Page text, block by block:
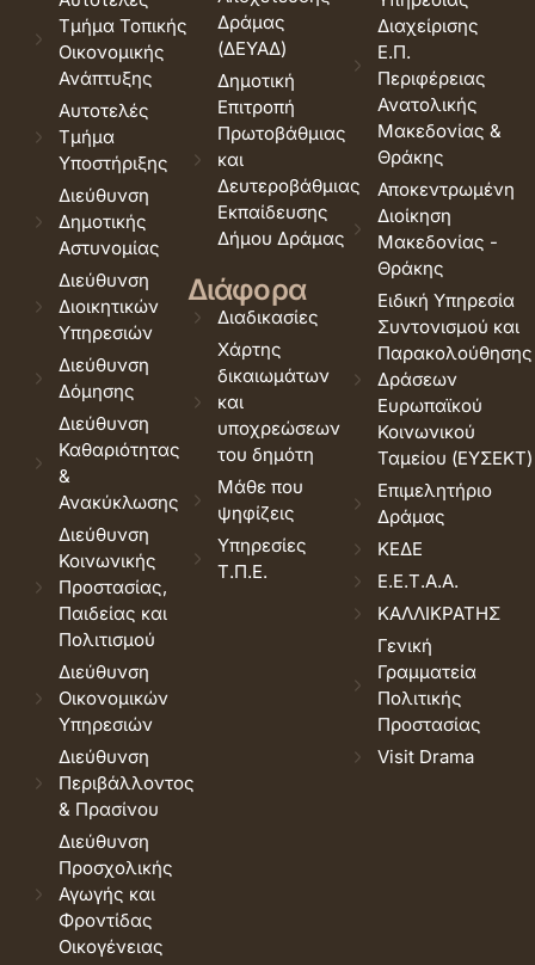
Τμήμα Τοπικής
Οικονομικής
Ανάπτυξης
Αυτοτελές
Τμήμα
Υποστήριξης
Διεύθυνση
Δημοτικής
Αστυνομίας
Διεύθυνση
Διοικητικών
Υπηρεσιών
Διεύθυνση
Δόμησης
Διεύθυνση
Καθαριότητας
&
Ανακύκλωσης
Διεύθυνση
Κοινωνικής
Προστασίας,
Παιδείας και
Πολιτισμού
Διεύθυνση
Οικονομικών
Υπηρεσιών
Διεύθυνση
Περιβάλλοντος
& Πρασίνου
Διεύθυνση
Προσχολικής
Αγωγής και
Φροντίδας
Οικογένειας
Δράμας
(ΔΕΥΑΔ)
Δημοτική
Επιτροπή
Πρωτοβάθμιας
και
Δευτεροβάθμιας
Εκπαίδευσης
Δήμου Δράμας
Διάφορα
Διαδικασίες
Χάρτης
δικαιωμάτων
και
υποχρεώσεων
του δημότη
Μάθε που
ψηφίζεις
Υπηρεσίες
Τ.Π.Ε.
Διαχείρισης
Ε.Π.
Περιφέρειας
Ανατολικής
Μακεδονίας &
Θράκης
Αποκεντρωμένη
Διοίκηση
Μακεδονίας -
Θράκης
Ειδική Υπηρεσία
Συντονισμού και
Παρακολούθησης
Δράσεων
Ευρωπαϊκού
Κοινωνικού
Ταμείου (ΕΥΣΕΚΤ)
Επιμελητήριο
Δράμας
ΚΕΔΕ
Ε.Ε.Τ.Α.Α.
ΚΑΛΛΙΚΡΑΤΗΣ
Γενική
Γραμματεία
Πολιτικής
Προστασίας
Visit Drama